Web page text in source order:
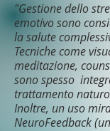
"​Gestione dello
emotivo sono
la salute
Tecniche come
meditazione,
sono spesso
trattamento
Inoltre, un uso
NeuroFeedback